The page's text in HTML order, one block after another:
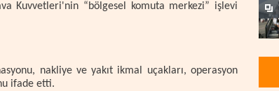
Kuvvetleri'nin “bölgesel komuta merkezi” işlevi
nakliye ve yakıt ikmal uçakları, operasyon
ifade etti.